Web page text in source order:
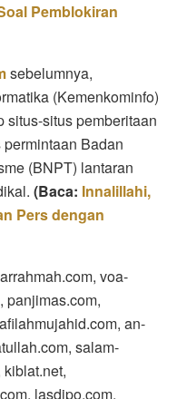
Pemblokiran
sebelumnya,
(Kemenkominfo)
situs-situs pemberitaan
Badan
(BNPT) lantaran
(Baca: Innalillahi,
Pers dengan
voa-
panjimas.com,
an-
salam-
lasdipo.com,